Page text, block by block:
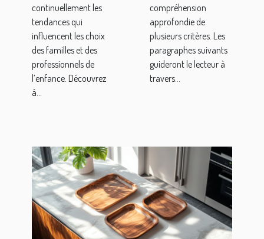
continuellement les
tendances qui
influencent les choix
des familles et des
professionnels de
l’enfance. Découvrez
à...
compréhension
approfondie de
plusieurs critères. Les
paragraphes suivants
guideront le lecteur à
travers...